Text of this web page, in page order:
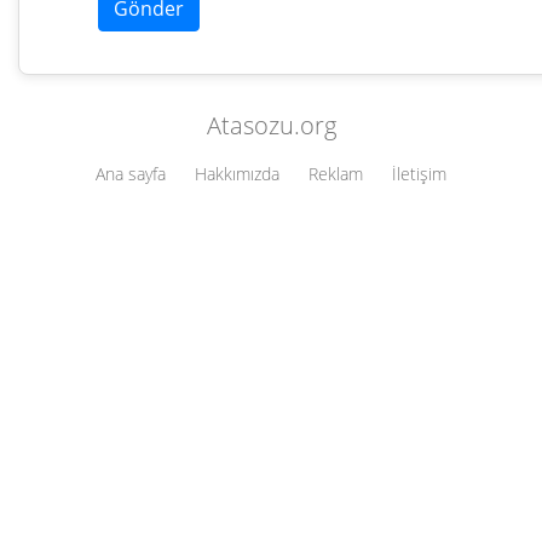
Atasozu.org
Ana sayfa Hakkımızda Reklam İletişim